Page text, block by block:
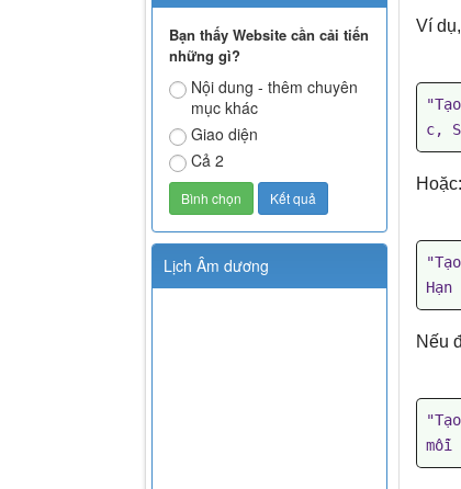
Ví
c,
Hoặc:
Nếu
Bạn thấy Website cần cải tiến
những gì?
Nội dung - thêm chuyên
mục khác
Giao diện
Cả 2
Lịch Âm dương